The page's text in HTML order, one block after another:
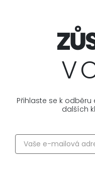
V
Přihlaste se k odběru
dalších